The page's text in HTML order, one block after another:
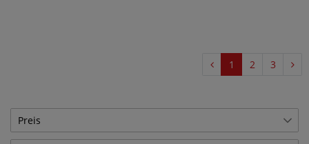
1 2 3
Preis